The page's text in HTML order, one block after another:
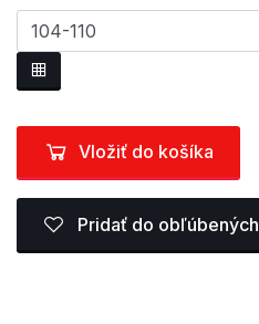
Vložiť do košíka
Pridať do obľúbených